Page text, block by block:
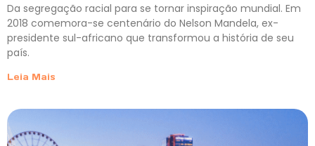
Da segregação racial para se tornar inspiração mundial. Em
2018 comemora-se centenário do Nelson Mandela, ex-
presidente sul-africano que transformou a história de seu
país.
Leia Mais